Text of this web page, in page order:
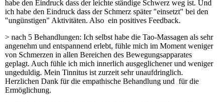
habe den Eindruck dass der leichte ständige Schwerz weg ist. Und
ich habe den Eindruck dass der Schmerz später "einsetzt" bei den
"ungünstigen" Aktivitäten. Also ein positives Feedback.
> nach 5 Behandlungen: Ich selbst habe die Tao-Massagen als sehr
angenehm und entspannend erlebt, fühle mich im Moment weniger
von Schmerzen in allen Bereichen des Bewegungsapparates
geplagt. Auch fühle ich mich innerlich ausgeglichener und weniger
ungeduldig. Mein Tinnitus ist zurzeit sehr unaufdringlich.
Herzlichen Dank für die empathische Behandlung und für die
Ermöglichung.